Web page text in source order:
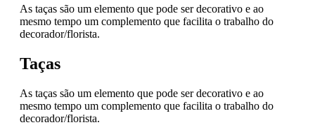
As taças são um elemento que pode ser decorativo e ao
mesmo tempo um complemento que facilita o trabalho do
decorador/florista.
Taças
As taças são um elemento que pode ser decorativo e ao
mesmo tempo um complemento que facilita o trabalho do
decorador/florista.